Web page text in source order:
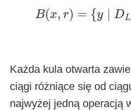
B(x, r) = {y ∣ DL
x ={ ∣ DL
Każda kula otwarta
ciągi różniące się od
najwyżej jedną operacją